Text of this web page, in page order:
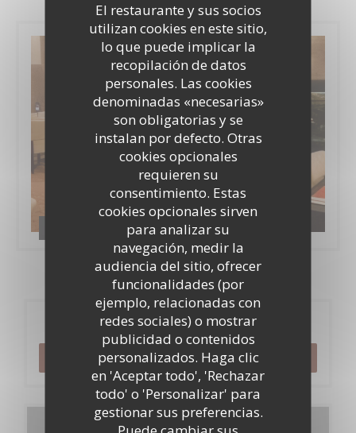
El restaurante y sus socios
utilizan cookies en este sitio,
lo que puede implicar la
recopilación de datos
personales. Las cookies
denominadas «necesarias»
son obligatorias y se
instalan por defecto. Otras
cookies opcionales
requieren su
consentimiento. Estas
cookies opcionales sirven
para analizar su
navegación, medir la
audiencia del sitio, ofrecer
funcionalidades (por
ejemplo, relacionadas con
redes sociales) o mostrar
publicidad o contenidos
personalizados. Haga clic
en 'Aceptar todo', 'Rechazar
todo' o 'Personalizar' para
gestionar sus preferencias.
Album Restaurant
Reserva
RESERVAR UNA MESA
Carta